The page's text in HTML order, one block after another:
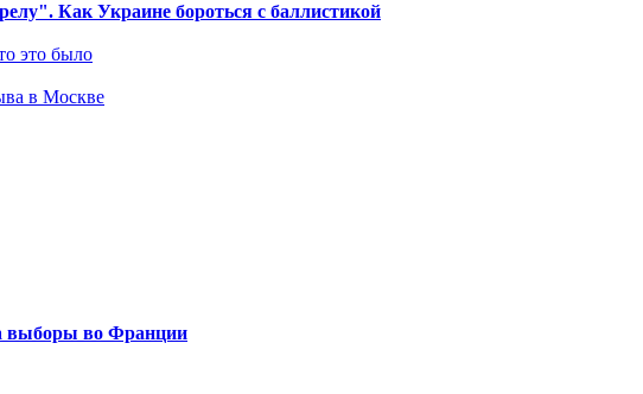
Как Украине бороться с баллистикой
это было
в Москве
выборы во Франции